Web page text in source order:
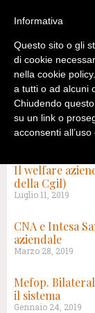
Il welfare
della Cgil)
Luglio 11, 2019
CNA e Intesa
aziendale
Marzo 28, 2019
Mefop.
il sistema
Gennaio 24, 2019
Informativa
Questo sito o gli
di cookie
nella cookie
a tutti o ad alcuni
Chiudendo
su un link o
acconsenti